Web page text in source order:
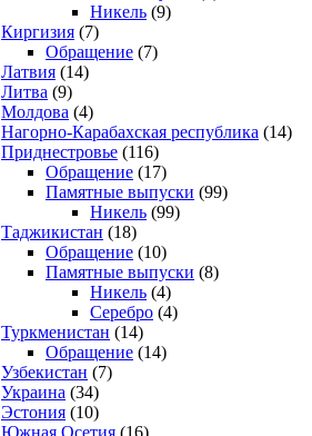
Никель (9)
Киргизия (7)
Обращение (7)
Латвия (14)
Литва (9)
Молдова (4)
Нагорно-Карабахская республика (14)
Приднестровье (116)
Обращение (17)
Памятные выпуски (99)
Никель (99)
Таджикистан (18)
Обращение (10)
Памятные выпуски (8)
Никель (4)
Серебро (4)
Туркменистан (14)
Обращение (14)
Узбекистан (7)
Украина (34)
Эстония (10)
Южная Осетия (16)